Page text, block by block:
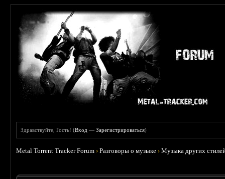
Здравствуйте, Гость! (Вход —Зарегистрироваться)
Metal Torrent Tracker Forum ›Разговоры о музыке ›Музыка других